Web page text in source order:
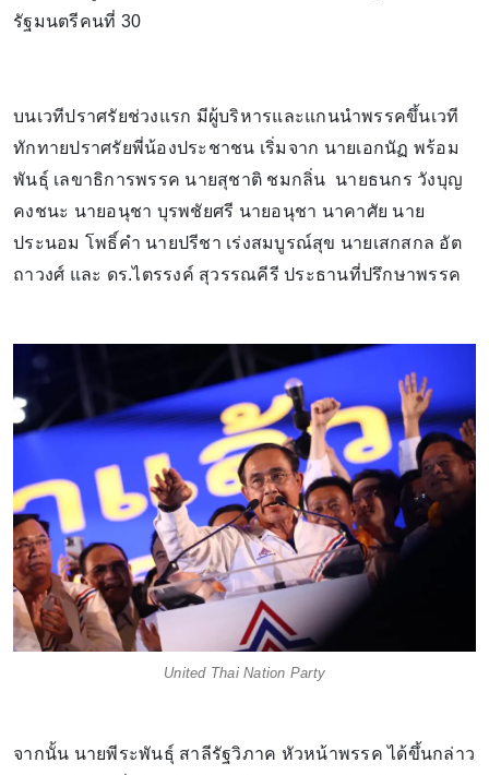
รัฐมนตรีคนที่ 30
บนเวทีปราศรัยช่วงแรก มีผู้บริหารและแกนนำพรรคขึ้นเวที
ทักทายปราศรัยพี่น้องประชาชน เริ่มจาก นายเอกนัฏ พร้อม
พันธุ์ เลขาธิการพรรค นายสุชาติ ชมกลิ่น นายธนกร วังบุญ
คงชนะ นายอนุชา บุรพชัยศรี นายอนุชา นาคาศัย นาย
ประนอม โพธิ์คำ นายปรีชา เร่งสมบูรณ์สุข นายเสกสกล อัต
ถาวงศ์ และ ดร.ไตรรงค์ สุวรรณคีรี ประธานที่ปรึกษาพรรค
United Thai Nation Party
จากนั้น นายพีระพันธุ์ สาลีรัฐวิภาค หัวหน้าพรรค ได้ขึ้นกล่าว